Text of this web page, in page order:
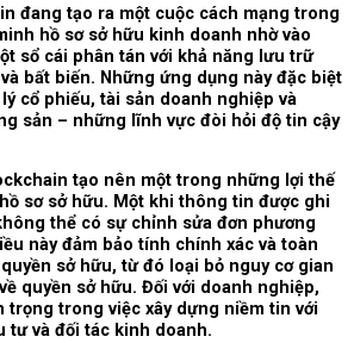
đang tạo ra một cuộc cách mạng trong
hồ sơ sở hữu kinh doanh nhờ vào
sổ cái phân tán với khả năng lưu trữ
bất biến. Những ứng dụng này đặc biệt
cổ phiếu, tài sản doanh nghiệp và
sản – những lĩnh vực đòi hỏi độ tin cậy
tạo nên một trong những lợi thế
sơ sở hữu. Một khi thông tin được ghi
thể có sự chỉnh sửa đơn phương
này đảm bảo tính chính xác và toàn
sở hữu, từ đó loại bỏ nguy cơ gian
quyền sở hữu. Đối với doanh nghiệp,
trọng trong việc xây dựng niềm tin với
tư và đối tác kinh doanh.